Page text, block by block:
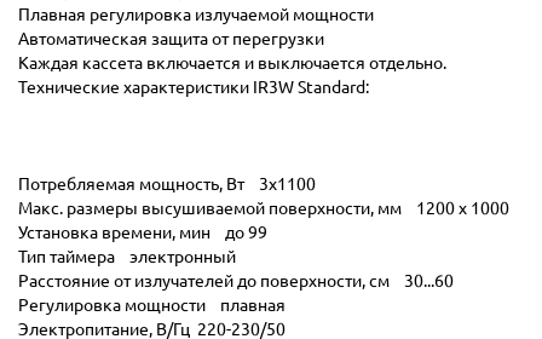
Плавная регулировка излучаемой мощности
Автоматическая защита от перегрузки
Каждая кассета включается и выключается отдельно.
Технические характеристики IR3W Standard:
Потребляемая мощность, Вт 3x1100
Макс. размеры высушиваемой поверхности, мм 1200 x 1000
Установка времени, мин до 99
Тип таймера электронный
Расстояние от излучателей до поверхности, см 30...60
Регулировка мощности плавная
Электропитание, В/Гц 220-230/50